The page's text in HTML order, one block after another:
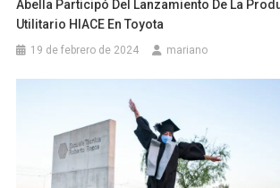
Abella Participó Del Lanzamiento De La
Utilitario HIACE En Toyota
19 de febrero de 2024 mariano